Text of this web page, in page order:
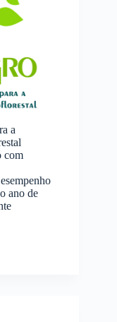
a
com
ano de